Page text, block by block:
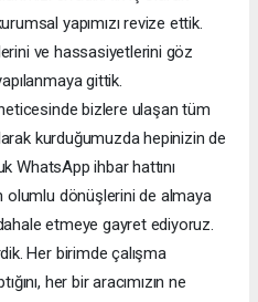
yapımızı revize ettik.
ve hassasiyetlerini göz
gittik.
bizlere ulaşan tüm
kurduğumuzda hepinizin de
WhatsApp ihbar hattını
olumlu dönüşlerini de almaya
etmeye gayret ediyoruz.
Her birimde çalışma
her bir aracımızın ne